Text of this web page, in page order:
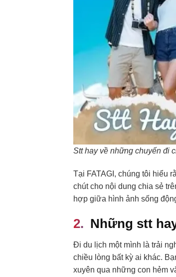
Stt hay về những chuyến đi
Tại FATAGI, chúng tôi hiểu
chút cho nội dung chia sẻ
hợp giữa hình ảnh sống
Những stt
Đi du lịch một mình là trải
chiều lòng bất kỳ ai khác.
xuyên qua những con hẻm